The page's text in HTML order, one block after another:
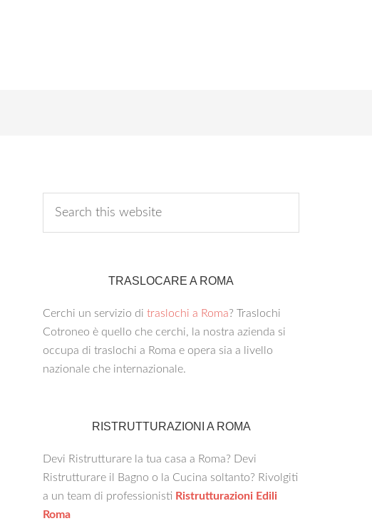
TRASLOCARE A ROMA
Cerchi un servizio di traslochi a Roma? Traslochi
Cotroneo è quello che cerchi, la nostra azienda si
occupa di traslochi a Roma e opera sia a livello
nazionale che internazionale.
RISTRUTTURAZIONI A ROMA
Devi Ristrutturare la tua casa a Roma? Devi
Ristrutturare il Bagno o la Cucina soltanto? Rivolgiti
a un team di professionisti Ristrutturazioni Edili
Roma